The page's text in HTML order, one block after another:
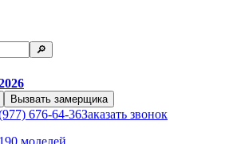
🔎︎
Вызвать замерщика
676-64-36Заказать звонок